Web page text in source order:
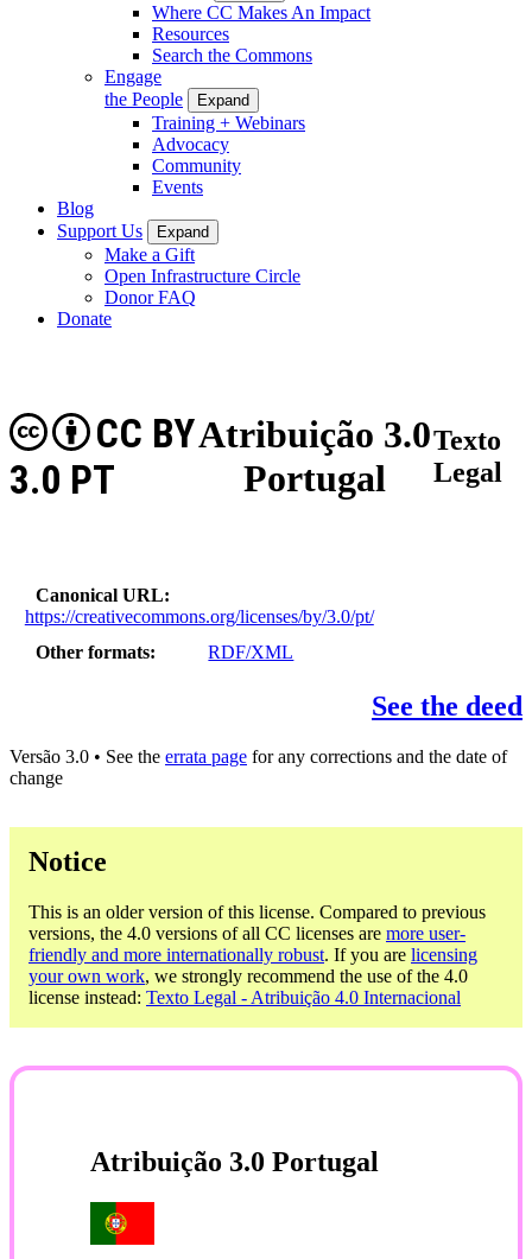
Where CC Makes An Impact
Resources
Search the Commons
Engage
the People
Expand
Training + Webinars
Advocacy
Community
Events
Blog
Support Us
Expand
Make a Gift
Open Infrastructure Circle
Donor FAQ
Donate
Atribuição 3.0
Portugal
CC BY
3.0 PT
Texto
Legal
Canonical URL
https://creativecommons.org/licenses/by/3.0/pt/
Other formats
RDF/XML
See the deed
Versão 3.0 • See the errata page for any corrections and the date of
change
Notice
This is an older version of this license. Compared to previous
versions, the 4.0 versions of all CC licenses are more user-
friendly and more internationally robust. If you are licensing
your own work, we strongly recommend the use of the 4.0
license instead: Texto Legal - Atribuição 4.0 Internacional
Atribuição 3.0 Portugal